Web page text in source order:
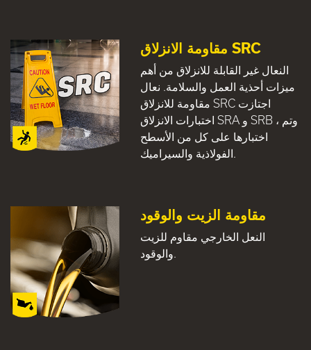
مقاومة الانزلاق SRC
النعال غير القابلة للانزلاق من أهم
ميزات أحذية العمل والسلامة. نعال
مقاومة للانزلاق SRC اجتازت
اختبارات الانزلاق SRA و SRB ، وتم
اختبارها على كل من الأسطح
الفولاذية والسيراميك.
مقاومة الزيت والوقود
النعل الخارجي مقاوم للزيت
والوقود.